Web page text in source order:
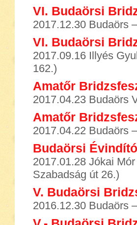
VI. Budaörsi
2017.12.30 Budaörs
VI. Budaörsi
2017.09.16 Illyés
162.)
Amatőr
2017.04.23 Budaörs
Amatőr
2017.04.22 Budaörs
Budaörsi
2017.01.28 Jókai
Szabadság út 26.)
V. Budaörsi
2016.12.30 Budaörs